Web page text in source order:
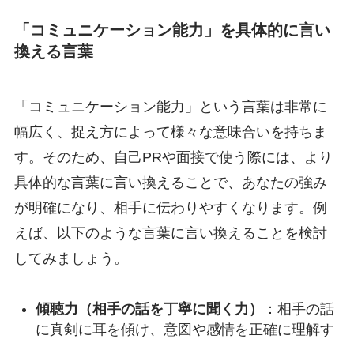
「コミュニケーション能力」を具体的に言い
換える言葉
「コミュニケーション能力」という言葉は非常に
幅広く、捉え方によって様々な意味合いを持ちま
す。そのため、自己PRや面接で使う際には、より
具体的な言葉に言い換えることで、あなたの強み
が明確になり、相手に伝わりやすくなります。例
えば、以下のような言葉に言い換えることを検討
してみましょう。
傾聴力（相手の話を丁寧に聞く力）
：相手の話
に真剣に耳を傾け、意図や感情を正確に理解す